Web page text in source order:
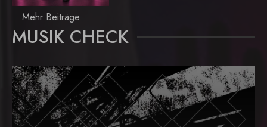
Mehr Beiträge
MUSIK CHECK